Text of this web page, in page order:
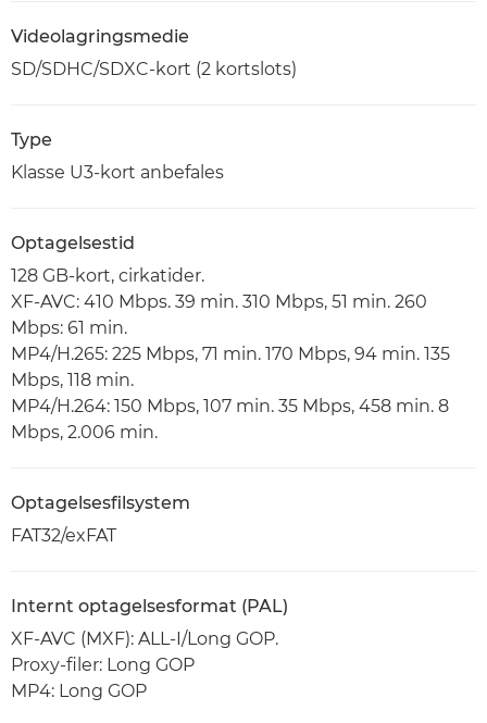
Videolagringsmedie
SD/SDHC/SDXC-kort (2 kortslots)
Type
Klasse U3-kort anbefales
Optagelsestid
128 GB-kort, cirkatider.
XF-AVC: 410 Mbps. 39 min. 310 Mbps, 51 min. 260
Mbps: 61 min.
MP4/H.265: 225 Mbps, 71 min. 170 Mbps, 94 min. 135
Mbps, 118 min.
MP4/H.264: 150 Mbps, 107 min. 35 Mbps, 458 min. 8
Mbps, 2.006 min.
Optagelsesfilsystem
FAT32/exFAT
Internt optagelsesformat (PAL)
XF-AVC (MXF): ALL-I/Long GOP.
Proxy-filer: Long GOP
MP4: Long GOP